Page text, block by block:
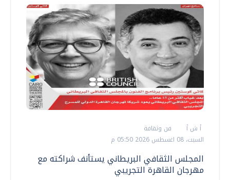
أ ش أ
فن وثقافة
السبت، 08 اغسطس 2026 05:50 م
المجلس الثقافي البريطاني يستأنف شراكته مع
مهرجان القاهرة التجريبي